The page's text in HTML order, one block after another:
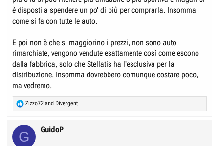
è disposti a spendere un po' di più per comprarla. Insomma,
come si fa con tutte le auto.
E poi non è che si maggiorino i prezzi, non sono auto
rimarchiate, vengono vendute esattamente così come escono
dalla fabbrica, solo che Stellatis ha l'esclusiva per la
distribuzione. Insomma dovrebbero comunque costare poco,
ma vedremo.
R
e
t
Zizzo72 and Divergent
G GuidoP